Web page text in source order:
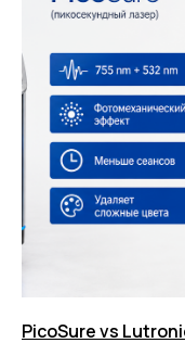
PicoSure vs